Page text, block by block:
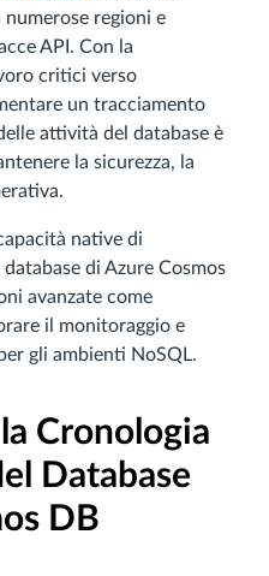
regioni e
API. Con la
critici verso
un tracciamento
attività del database è
la sicurezza, la
native di
di Azure Cosmos
avanzate come
il monitoraggio e
gli ambienti NoSQL.
Cronologia
Database
DB